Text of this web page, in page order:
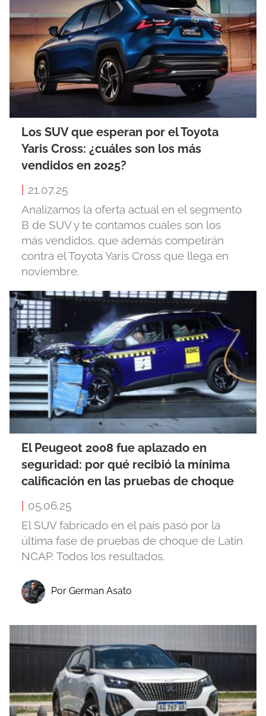
Los SUV que esperan por el Toyota
Yaris Cross: ¿cuáles son los más
vendidos en 2025?
21.07.25
Analizamos la oferta actual en el segmento
B de SUV y te contamos cuáles son los
más vendidos, que además competirán
contra el Toyota Yaris Cross que llega en
noviembre.
El Peugeot 2008 fue aplazado en
seguridad: por qué recibió la mínima
calificación en las pruebas de choque
05.06.25
El SUV fabricado en el país pasó por la
última fase de pruebas de choque de Latin
NCAP. Todos los resultados.
Por German Asato